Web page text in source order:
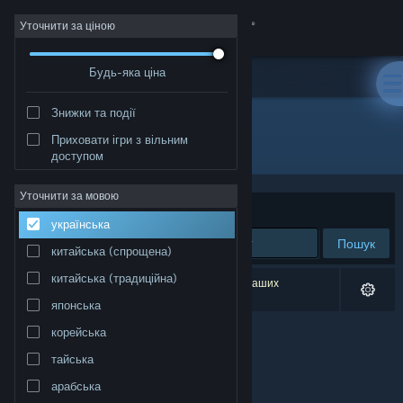
Увійти
Крамниця
Інформація
Підтримка
Змінити мову
Переглянути повну версію
Уточнити за ціною
Будь-яка ціна
Знижки та події
Приховати ігри з вільним
доступом
Уточнити за мовою
українська
китайська (спрощена)
китайська (традиційна)
японська
корейська
тайська
арабська
Розробник: Mister Jägger
Упорядкувати за доречністю
Пошук
Результатів вашого пошуку: 0. Відповідно до ваших
уподобань було виключено 1 найменування.